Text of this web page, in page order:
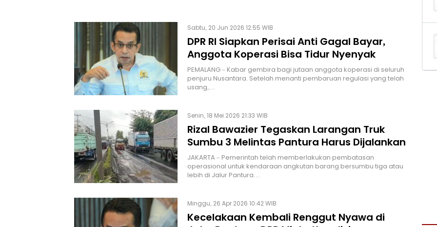
Sabtu, 20 Jun 2026 12:55 WIB
DPR RI Siapkan Perisai Anti Gagal Bayar,
Anggota Koperasi Bisa Tidur Nyenyak
PEMALANG – Kabar gembira bagi jutaan anggota koperasi di seluruh
penjuru Nusantara. Setelah menanti pembaruan regulasi yang telah
usang,…
Senin, 18 Mei 2026 21:33 WIB
Rizal Bawazier Tegaskan Larangan Truk
Sumbu 3 Melintas Pantura Harus Dijalankan
JAKARTA – Pemerintah telah memberlakukan pembatasan
operasional untuk kendaraan angkutan barang bersumbu tiga atau
lebih di Jalur Pantura…
Minggu, 26 Apr 2026 10:42 WIB
Kecelakaan Kembali Renggut Nyawa di